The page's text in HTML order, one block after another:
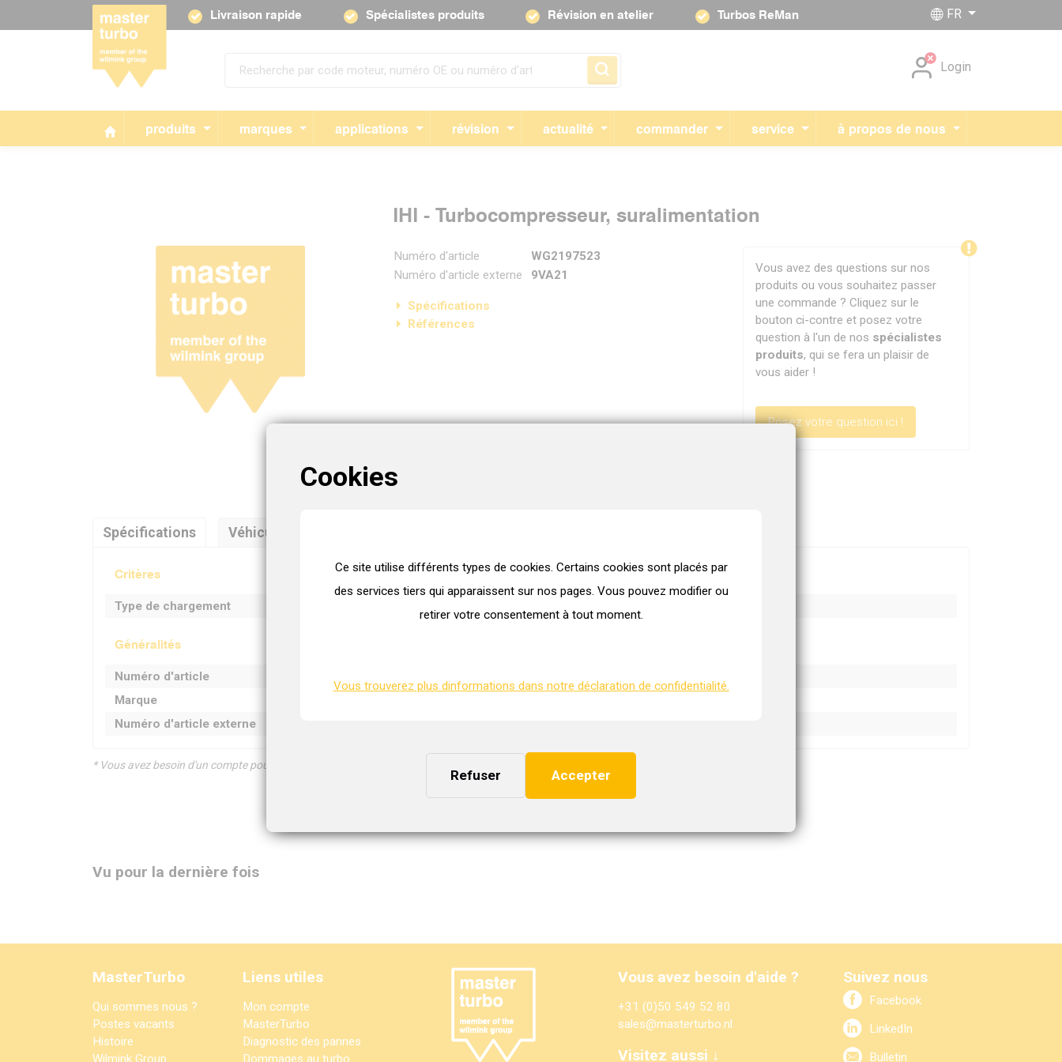
Cookies
Ce site utilise différents types de cookies. Certains cookies sont placés par
des services tiers qui apparaissent sur nos pages. Vous pouvez modifier ou
retirer votre consentement à tout moment.
Vous trouverez plus dinformations dans notre déclaration de confidentialité.
Refuser Accepter
Sauter la navigation
Login
produits marques applications révision actualité commander service à propos de nous
Livraison rapide Spécialistes produits Révision en atelier Turbos ReMan FR
IHI - Turbocompresseur, suralimentation
Numéro d'article
WG2197523
Numéro d'article externe
9VA21
Spécifications
Références
Vous avez des questions sur nos
produits ou vous souhaitez passer
une commande ? Cliquez sur le
bouton ci-contre et posez votre
question à l'un de nos spécialistes
produits, qui se fera un plaisir de
vous aider !
Posez votre question ici !
Spécifications Véhicules
Critères
Type de chargement
Généralités
Numéro d'article
Marque
Numéro d'article externe
* Vous avez besoin d'un compte pour les prix et les informations sur les produits. Vous pouvez le demander.
Vu pour la dernière fois
MasterTurbo
Qui sommes nous ?
Postes vacants
Histoire
Liens utiles
Mon compte
MasterTurbo
Diagnostic des pannes
Vous avez besoin d'aide ?
+31 (0)50 549 52 80
sales@masterturbo.nl
Visitez aussi ↓
Suivez nous
Facebook
LinkedIn
Bulletin